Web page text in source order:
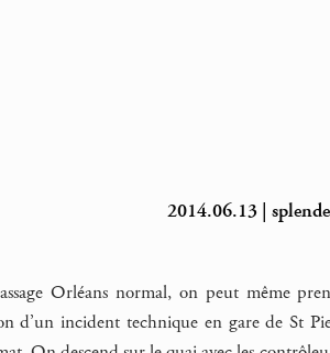
2014.06.13 |
Orléans normal, on peut même
d’un incident technique en gare de St